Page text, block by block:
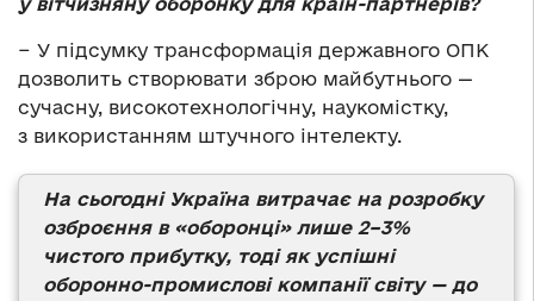
− У підсумку трансформація державного ОПК
дозволить створювати зброю майбутнього —
сучасну, високотехнологічну, наукомістку,
з використанням штучного інтелекту.
На сьогодні Україна витрачає на розробку
озброєння в «оборонці» лише 2–3%
чистого прибутку, тоді як успішні
оборонно-промислові компанії світу — до